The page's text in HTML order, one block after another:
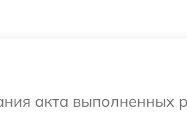
акта выполненных